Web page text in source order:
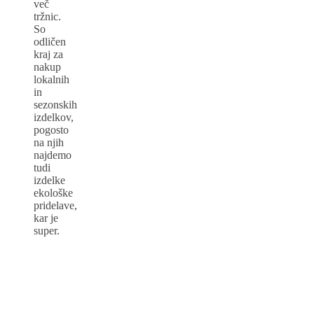
več
tržnic.
So
odličen
kraj za
nakup
lokalnih
in
sezonskih
izdelkov,
pogosto
na njih
najdemo
tudi
izdelke
ekološke
pridelave,
kar je
super.